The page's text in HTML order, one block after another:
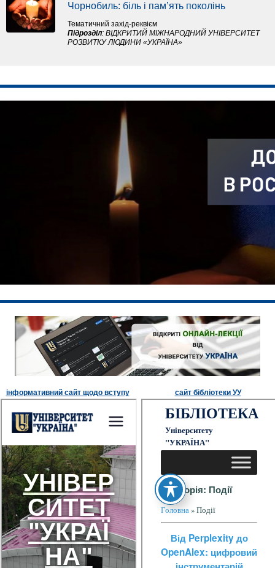
Чорнобиль: біль і пам’ять поколінь
Тематичний захід-реквієм
Підрозділ: ВІДКРИТИЙ МІЖНАРОДНИЙ УНІВЕРСИТЕТ
РОЗВИТКУ ЛЮДИНИ «УКРАЇНА»
інформативний сайт щодо вступу сайт бібліотеки УУ